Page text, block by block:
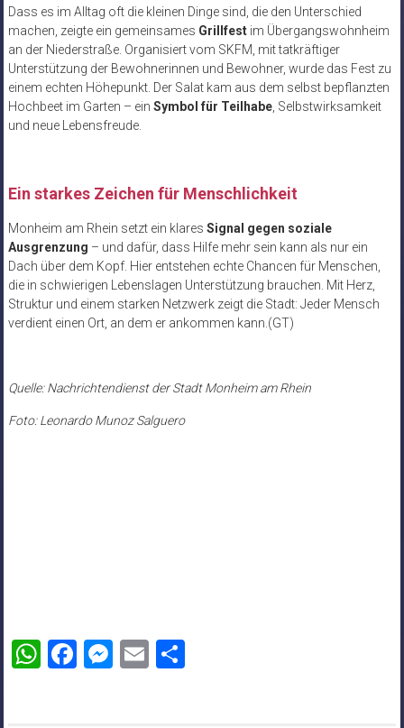
Dass es im Alltag oft die kleinen Dinge sind, die den Unterschied
machen, zeigte ein gemeinsames Grillfestim Übergangswohnheim
an der Niederstraße. Organisiert vom SKFM, mit tatkräftiger
Unterstützung der Bewohnerinnen und Bewohner, wurde das Fest zu
einem echten Höhepunkt. Der Salat kam aus dem selbst bepflanzten
Hochbeet im Garten – ein Symbol für Teilhabe, Selbstwirksamkeit
und neue Lebensfreude.
Ein starkes Zeichen für Menschlichkeit
Monheim am Rhein setzt ein klares Signal gegen soziale
Ausgrenzung – und dafür, dass Hilfe mehr sein kann als nur ein
Dach über dem Kopf. Hier entstehen echte Chancen für Menschen,
die in schwierigen Lebenslagen Unterstützung brauchen. Mit Herz,
Struktur und einem starken Netzwerk zeigt die Stadt: Jeder Mensch
verdient einen Ort, an dem er ankommen kann.(GT)
Quelle: Nachrichtendienst der Stadt Monheim am Rhein
Foto: Leonardo Munoz Salguero
WhatsApp
Facebook
Messenger
EmailTeilen